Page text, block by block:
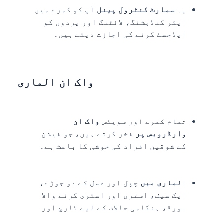
یہسمارٹ کنٹرول پینل آپ کو کمرے میں
ایئر کنڈیشنگ، لائٹنگ اور پردوں کو
ایڈجسٹ کرنے کی اجازت دیتے ہیں۔
واک ان الماری
تمام کمرے اور سویٹس واک ان
وارڈروبس پر فخر کرتے ہیں، جو فیشن
کے شوقین افراد کی خوشی کا باعث ہے۔
الماری میں چپل اور غسل کے دو جوڑے،
ایک سیف، استری اور استری کرنے والا
بورڈ، ہنگامی حالات کے لیے ٹارچ اور